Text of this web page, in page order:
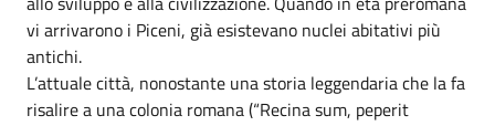
vi arrivarono i Piceni, già esistevano nuclei abitativi più
antichi.
L’attuale città, nonostante una storia leggendaria che la fa
risalire a una colonia romana (“Recina sum, peperit